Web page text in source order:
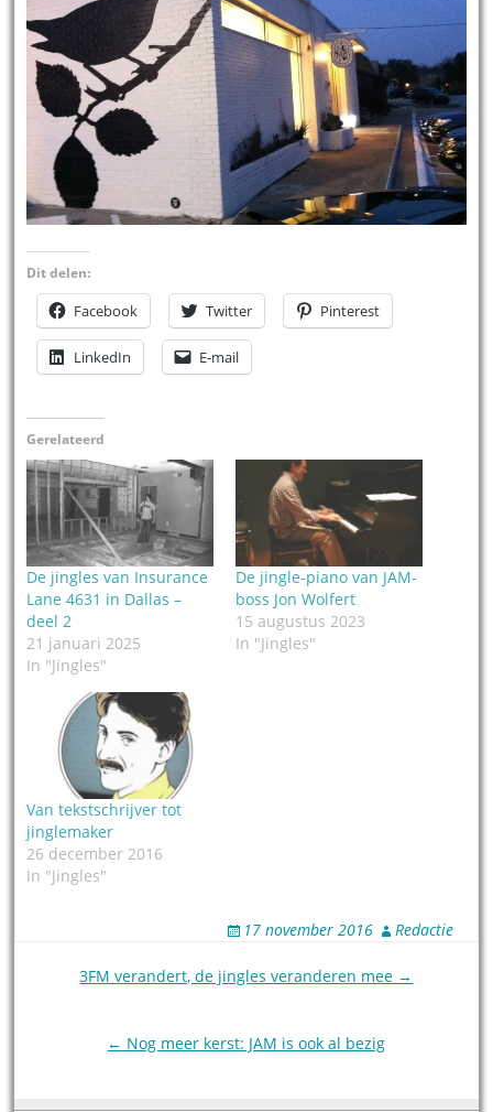
Dit delen:
Facebook Twitter Pinterest
LinkedIn E-mail
Gerelateerd
De jingles van Insurance
Lane 4631 in Dallas –
deel 2
21 januari 2025
In "Jingles"
De jingle-piano van JAM-
boss Jon Wolfert
15 augustus 2023
In "Jingles"
Van tekstschrijver tot
jinglemaker
26 december 2016
In "Jingles"
17 november 2016 Redactie
3FM verandert, de jingles veranderen mee →
← Nog meer kerst: JAM is ook al bezig